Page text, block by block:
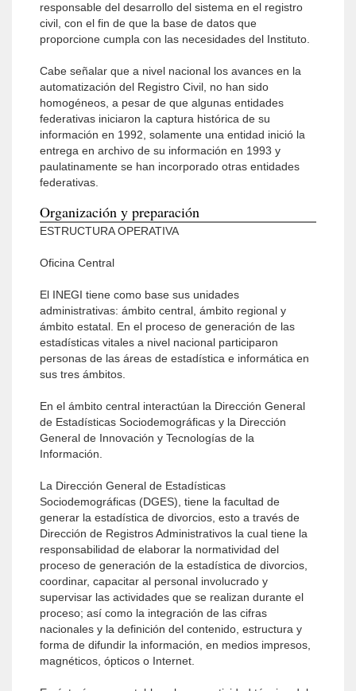
responsable del desarrollo del sistema en el registro
civil, con el fin de que la base de datos que
proporcione cumpla con las necesidades del Instituto.
Cabe señalar que a nivel nacional los avances en la
automatización del Registro Civil, no han sido
homogéneos, a pesar de que algunas entidades
federativas iniciaron la captura histórica de su
información en 1992, solamente una entidad inició la
entrega en archivo de su información en 1993 y
paulatinamente se han incorporado otras entidades
federativas.
Organización y preparación
ESTRUCTURA OPERATIVA
Oficina Central
El INEGI tiene como base sus unidades
administrativas: ámbito central, ámbito regional y
ámbito estatal. En el proceso de generación de las
estadísticas vitales a nivel nacional participaron
personas de las áreas de estadística e informática en
sus tres ámbitos.
En el ámbito central interactúan la Dirección General
de Estadísticas Sociodemográficas y la Dirección
General de Innovación y Tecnologías de la
Información.
La Dirección General de Estadísticas
Sociodemográficas (DGES), tiene la facultad de
generar la estadística de divorcios, esto a través de
Dirección de Registros Administrativos la cual tiene la
responsabilidad de elaborar la normatividad del
proceso de generación de la estadística de divorcios,
coordinar, capacitar al personal involucrado y
supervisar las actividades que se realizan durante el
proceso; así como la integración de las cifras
nacionales y la definición del contenido, estructura y
forma de difundir la información, en medios impresos,
magnéticos, ópticos o Internet.